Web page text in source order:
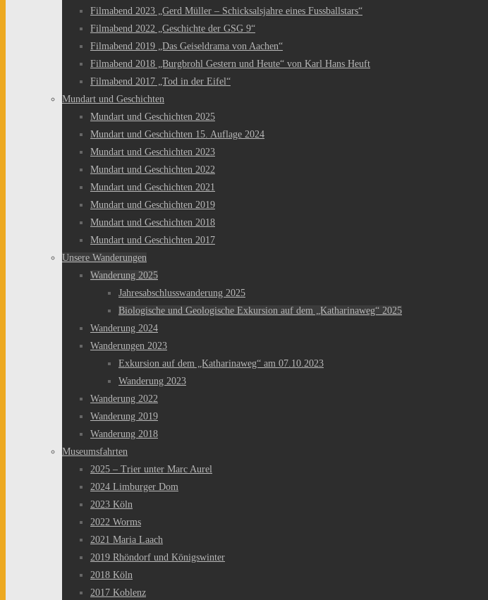
Filmabend 2023 „Gerd Müller – Schicksalsjahre eines Fussballstars“
Filmabend 2022 „Geschichte der GSG 9“
Filmabend 2019 „Das Geiseldrama von Aachen“
Filmabend 2018 „Burgbrohl Gestern und Heute“ von Karl Hans Heuft
Filmabend 2017 „Tod in der Eifel“
Mundart und Geschichten
Mundart und Geschichten 2025
Mundart und Geschichten 15. Auflage 2024
Mundart und Geschichten 2023
Mundart und Geschichten 2022
Mundart und Geschichten 2021
Mundart und Geschichten 2019
Mundart und Geschichten 2018
Mundart und Geschichten 2017
Unsere Wanderungen
Wanderung 2025
Jahresabschlusswanderung 2025
Biologische und Geologische Exkursion auf dem „Katharinaweg“ 2025
Wanderung 2024
Wanderungen 2023
Exkursion auf dem „Katharinaweg“ am 07.10.2023
Wanderung 2023
Wanderung 2022
Wanderung 2019
Wanderung 2018
Museumsfahrten
2025 – Trier unter Marc Aurel
2024 Limburger Dom
2023 Köln
2022 Worms
2021 Maria Laach
2019 Rhöndorf und Königswinter
2018 Köln
2017 Koblenz